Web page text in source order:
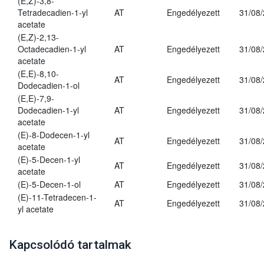
Tetradecadien-1-yl
acetate
AT Engedélyezett 31/
(E,Z)-2,13-
Octadecadien-1-yl
acetate
AT Engedélyezett 31/
(E,E)-8,10-
Dodecadien-1-ol
AT Engedélyezett
31/
(E,E)-7,9-
Dodecadien-1-yl
acetate
AT Engedélyezett 31/
(E)-8-Dodecen-1-yl
acetate
AT Engedélyezett
31/
(E)-5-Decen-1-yl
acetate
AT Engedélyezett
31/
(E)-5-Decen-1-ol
AT Engedélyezett
31/
(E)-11-Tetradecen-1-
yl acetate
AT Engedélyezett 31/
Kapcsolódó tartalmak